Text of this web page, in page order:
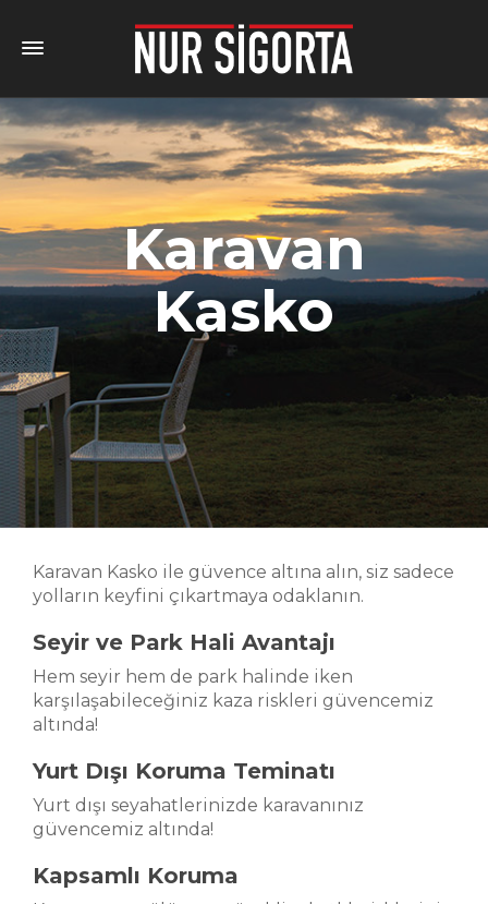
Karavan
Kasko
Karavan Kasko ile güvence altına alın, siz sadece
yolların keyfini çıkartmaya odaklanın.
Seyir ve Park Hali Avantajı
Hem seyir hem de park halinde iken
karşılaşabileceğiniz kaza riskleri güvencemiz
altında!
Yurt Dışı Koruma Teminatı
Yurt dışı seyahatlerinizde karavanınız
güvencemiz altında!
Kapsamlı Koruma